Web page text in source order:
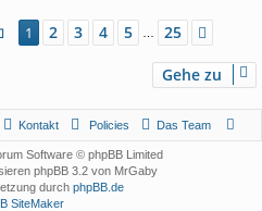
Seite 1 von 25
1 2 3 4 5 25
Gehe zu
Das Team
Policies
Kontakt
Software © phpBB Limited
phpBB 3.2 von MrGaby
durch phpBB.de
SiteMaker